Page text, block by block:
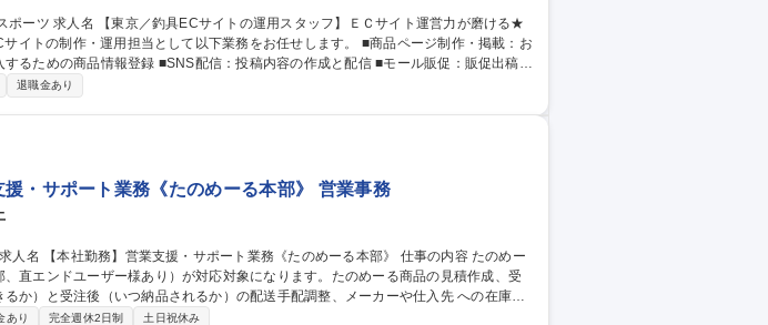
Ｃサイト運営力が磨ける★
るための商品情報登録 ■SNS配信：投稿内容の作成と配信 ■モール販促：販促出稿 ■
倉庫や仕入れ先と連携し、発注漏れや欠品の防止 ■数値分析：数値を読み取り、次の打
退職金あり
援・サポート業務《たのめーる本部》 営業事務
直エンドユーザー様あり）が対応対象になります。たのめーる商品の見積作成、受
）と受注後（いつ納品されるか）の配送手配調整、メーカーや仕入先 への在庫確
認、発注手配、納期・在庫・商品仕様の問い合わせ対応（メールや電話）、チラシや
あり 完全週休2日制 土日祝休み